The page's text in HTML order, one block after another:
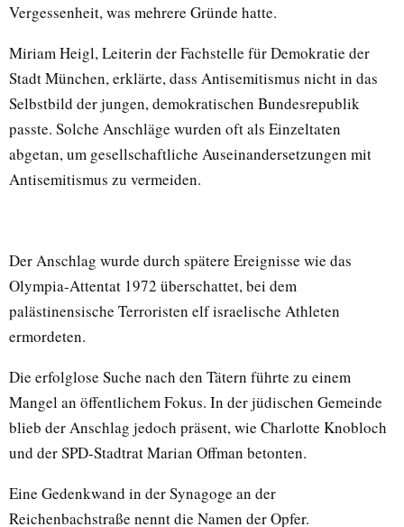
Vergessenheit, was mehrere Gründe hatte.
Miriam Heigl, Leiterin der Fachstelle für Demokratie der
Stadt München, erklärte, dass Antisemitismus nicht in das
Selbstbild der jungen, demokratischen Bundesrepublik
passte. Solche Anschläge wurden oft als Einzeltaten
abgetan, um gesellschaftliche Auseinandersetzungen mit
Antisemitismus zu vermeiden.
Der Anschlag wurde durch spätere Ereignisse wie das
Olympia-Attentat 1972 überschattet, bei dem
palästinensische Terroristen elf israelische Athleten
ermordeten.
Die erfolglose Suche nach den Tätern führte zu einem
Mangel an öffentlichem Fokus. In der jüdischen Gemeinde
blieb der Anschlag jedoch präsent, wie Charlotte Knobloch
und der SPD-Stadtrat Marian Offman betonten.
Eine Gedenkwand in der Synagoge an der
Reichenbachstraße nennt die Namen der Opfer.